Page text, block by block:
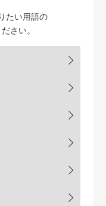
たい用語の
さい。